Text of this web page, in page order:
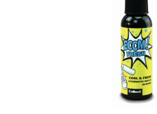
COOL &
higiénica en
frescor duradero de
acompaña durante todo el día
el eficaz eliminador de